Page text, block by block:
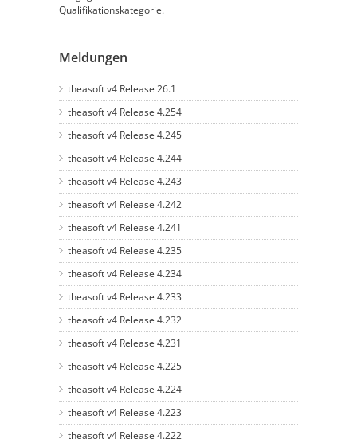
Qualifikationskategorie.
Meldungen
theasoft v4 Release 26.1
theasoft v4 Release 4.254
theasoft v4 Release 4.245
theasoft v4 Release 4.244
theasoft v4 Release 4.243
theasoft v4 Release 4.242
theasoft v4 Release 4.241
theasoft v4 Release 4.235
theasoft v4 Release 4.234
theasoft v4 Release 4.233
theasoft v4 Release 4.232
theasoft v4 Release 4.231
theasoft v4 Release 4.225
theasoft v4 Release 4.224
theasoft v4 Release 4.223
theasoft v4 Release 4.222